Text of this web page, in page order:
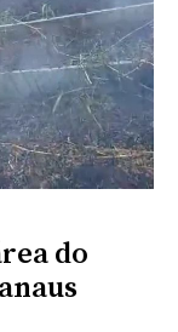
do